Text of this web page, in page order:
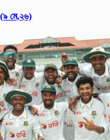
(৯ মে,২৬)